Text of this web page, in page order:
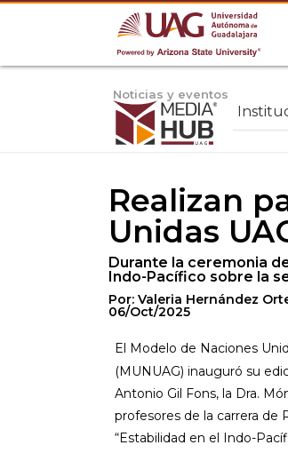
Noticias y eventos
Realizan
Unidas
Durante la ceremonia
Indo-Pacífico sobre la
Por: Valeria Hernández
06/Oct/2025
El Modelo de Naciones
(MUNUAG) inauguró su
Antonio Gil Fons, la Dra.
profesores de la carrera de
“Estabilidad en el Indo-